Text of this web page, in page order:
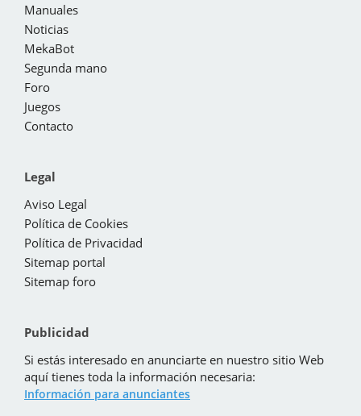
Manuales
Noticias
MekaBot
Segunda mano
Foro
Juegos
Contacto
Legal
Aviso Legal
Política de Cookies
Política de Privacidad
Sitemap portal
Sitemap foro
Publicidad
Si estás interesado en anunciarte en nuestro sitio Web
aquí tienes toda la información necesaria:
Información para anunciantes